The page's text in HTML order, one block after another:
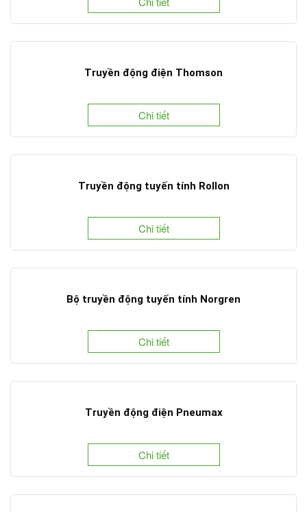
Truyền động điện Thomson
Chi tiết
Truyền động tuyến tính Rollon
Chi tiết
Bộ truyền động tuyến tính Norgren
Chi tiết
Truyền động điện Pneumax
Chi tiết